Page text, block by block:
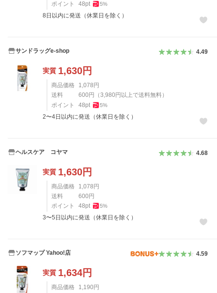
ポイント
48pt 5%
8日以内に発送（休業日を除く）
サンドラッグe-shop 4.49
実質 1,630円
商品価格 1,078 円
送料
600 円 （3,980 円以上で送料無料）
ポイント
48pt 5%
2〜4日以内に発送（休業日を除く）
ヘルスケア コヤマ 4.68
実質 1,630円
商品価格 1,078 円
送料
600 円
ポイント
48pt 5%
3〜5日以内に発送（休業日を除く）
ソフマップ Yahoo!店 4.59
実質 1,634円
商品価格 1,190 円